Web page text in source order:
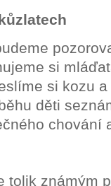
si
si kozu
děti
chování
tolik známým